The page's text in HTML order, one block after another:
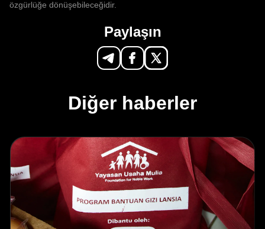
özgürlüğe dönüşebileceğidir.
Paylaşın
Diğer haberler